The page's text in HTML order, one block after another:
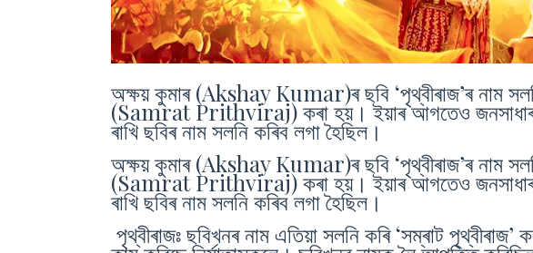
অক্ষয় কুমাৰ (Akshay Kumar)ৰ ছবি ‘পৃথ্বীৰাজ’ৰ নাম
(Samrat Prithviraj) কৰা হয়। ইয়াৰ আগতেও
ৰাখি ছবিৰ নাম সলনি কৰিব লগা হৈছিল।
অক্ষয় কুমাৰ (Akshay Kumar)ৰ ছবি ‘পৃথ্বীৰাজ’ৰ নাম
(Samrat Prithviraj) কৰা হয়। ইয়াৰ আগতেও
ৰাখি ছবিৰ নাম সলনি কৰিব লগা হৈছিল।
পৃথ্বীৰাজঃ ছবিখনৰ নাম এতিয়া সলনি কৰি ‘সম্ৰাট পৃথ্বীৰাজ’